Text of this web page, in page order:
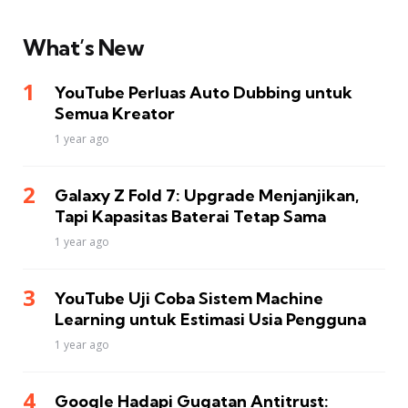
What’s New
YouTube Perluas Auto Dubbing untuk
Semua Kreator
1 year ago
Galaxy Z Fold 7: Upgrade Menjanjikan,
Tapi Kapasitas Baterai Tetap Sama
1 year ago
YouTube Uji Coba Sistem Machine
Learning untuk Estimasi Usia Pengguna
1 year ago
Google Hadapi Gugatan Antitrust: